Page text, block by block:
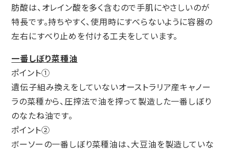
肪酸は、オレイン酸を多く含むので手肌にやさしいのが
特長です。持ちやすく、使用時にすべらないように容器の
左右にすべり止めを付ける工夫をしています。
一番しぼり菜種油
ポイント①
遺伝子組み換えをしていないオーストラリア産キャノー
ラの菜種から、圧搾法で油を搾って製造した一番しぼり
のなたね油です。
ポイント②
ボーソーの一番しぼり菜種油は、大豆油を製造していな